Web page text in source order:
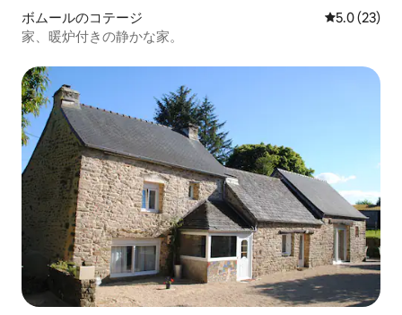
ボムールのコテージ レビュー23
5.0 (23)
家、暖炉付きの静かな家。